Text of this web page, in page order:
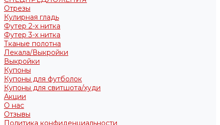
Отрезы
Кулирная гладь
Футер 2-х нитка
Футер 3-х нитка
Тканые полотна
Лекала/Выкройки
Выкройки
Купоны
Купоны для футболок
Купоны для свитшота/худи
Акции
О нас
Отзывы
Политика конфиденциальности